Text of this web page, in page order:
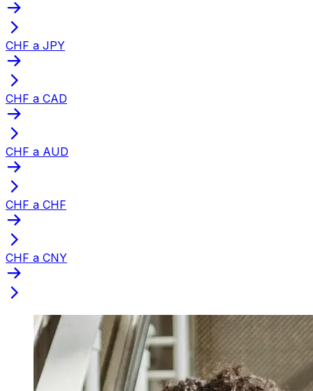
CHF a JPY
CHF a CAD
CHF a AUD
CHF a CHF
CHF a CNY